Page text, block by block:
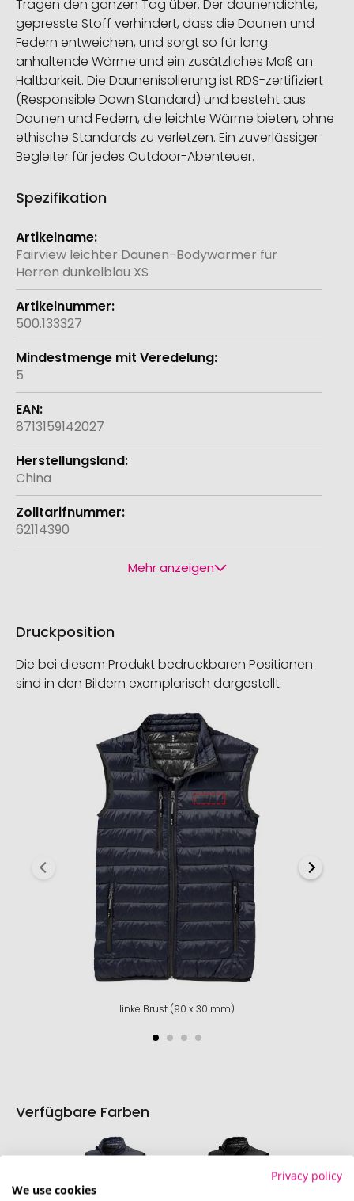
Tragen den ganzen Tag über. Der daunendichte,
gepresste Stoff verhindert, dass die Daunen und
Federn entweichen, und sorgt so für lang
anhaltende Wärme und ein zusätzliches Maß an
Haltbarkeit. Die Daunenisolierung ist RDS-zertifiziert
(Responsible Down Standard) und besteht aus
Daunen und Federn, die leichte Wärme bieten, ohne
ethische Standards zu verletzen. Ein zuverlässiger
Begleiter für jedes Outdoor-Abenteuer.
Spezifikation
Weitere
Informationen
Fairview leichter Daunen-Bodywarmer für
Herren dunkelblau XS
500.133327
5
8713159142027
China
62114390
Mehr anzeigen
Druckposition
Die bei diesem Produkt bedruckbaren Positionen
sind in den Bildern exemplarisch dargestellt.
linke Brust (90 x 30 mm)
Verfügbare Farben
Privacy policy
We use cookies